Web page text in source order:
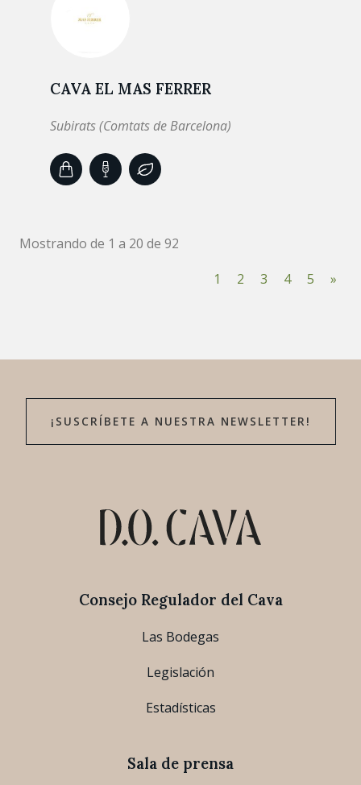
CAVA EL MAS FERRER
Subirats (Comtats de Barcelona)
Mostrando de 1 a 20 de 92
1
2 3 4 5 »
¡SUSCRÍBETE A NUESTRA NEWSLETTER!
Consejo Regulador del Cava
Las Bodegas
Legislación
Estadísticas
Sala de prensa